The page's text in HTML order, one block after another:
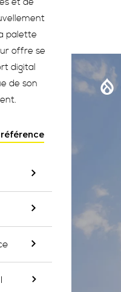
palette
offre se
digital
de son